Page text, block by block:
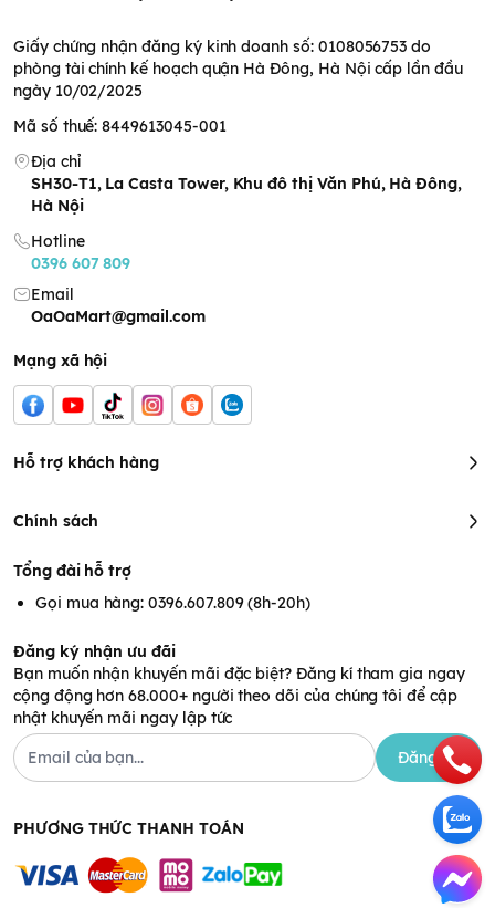
Thiết kế và công dụng của máy hút sữa tay Handy 5
Một thiết kế tay cầm cong giúpdễ dàng cầm nắm và điều
chỉnh áp lựcbằng cách bóp cần điều chỉnh.
Tay cầm máy Handy 5 dáng cong để dễ cầm nắm
Phễu silicon mềm dẻo có cấu tạo bong bóng, không chỉ giúp
mát-xa bầu vú mẹ mà còn kích thích quá trình xuống sữa,tạo
điều kiện thoải mái nhất cho mẹ.
Giấy chứng nhận đăng ký kinh doanh số: 0108056753 do
phòng tài chính kế hoạch quận Hà Đông, Hà Nội cấp lần đầu
ngày 10/02/2025
Mã số thuế: 8449613045-001
Địa chỉ
SH30-T1, La Casta Tower, Khu đô thị Văn Phú, Hà Đông,
Hà Nội
Hotline
0396 607 809
Email
OaOaMart@gmail.com
Mạng xã hội
Hỗ trợ khách hàng
Chính sách
Tổng đài hỗ trợ
Gọi mua hàng: 0396.607.809 (8h-20h)
Đăng ký nhận ưu đãi
Bạn muốn nhận khuyến mãi đặc biệt? Đăng kí tham gia ngay
cộng động hơn 68.000+ người theo dõi của chúng tôi để cập
nhật khuyến mãi ngay lập tức
Đăng ký
PHƯƠNG THỨC THANH TOÁN